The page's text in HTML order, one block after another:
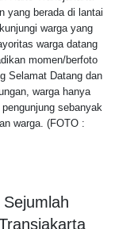
yang berada di lantai
warga yang
warga datang
momen/berfoto
Selamat Datang dan
warga hanya
sebanyak
warga. (FOTO :